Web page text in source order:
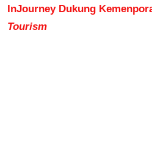
InJourney Dukung
Tourism